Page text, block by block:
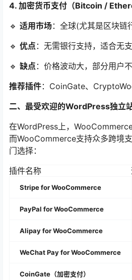
4. 加密货币支付（Bitcoin /
🔹 适用市场：全球(尤其是区块链
🔹 优点 ：无需银行支持，适合无
🔹 缺点 ：价格波动大，部分用户
推荐插件：CoinGate、
二、最受欢迎的WordPress独立
在WordPress上，WooCommerce
而WooCommerce支持众多跨境
门选择：
插件名称
Stripe for WooCommerce
PayPal for WooCommerce
Alipay for WooCommerce
WeChat Pay for WooCommerce
CoinGate（加密支付）